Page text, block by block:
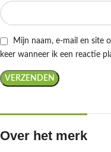
Mijn naam, e-mail en site
keer wanneer ik een reactie
Over het merk